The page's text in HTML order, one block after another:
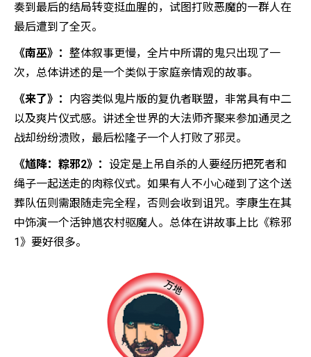
奏到最后的结局转变挺血腥的，试图打败恶魔的一群人在
最后遭到了全灭。
《南巫》： 整体叙事更慢，全片中所谓的鬼只出现了一
次，总体讲述的是一个类似于家庭亲情观的故事。
《来了》： 内容类似鬼片版的复仇者联盟，非常具有中二
以及爽片仪式感。讲述全世界的大法师齐聚来参加通灵之
战却纷纷溃败，最后松隆子一个人打败了邪灵。
《馗降：粽邪2》： 设定是上吊自杀的人要经历把死者和
绳子一起送走的肉粽仪式。如果有人不小心碰到了这个送
葬队伍则需跟随走完全程，否则会收到诅咒。李康生在其
中饰演一个活钟馗农村驱魔人。总体在讲故事上比《粽邪
1》要好很多。